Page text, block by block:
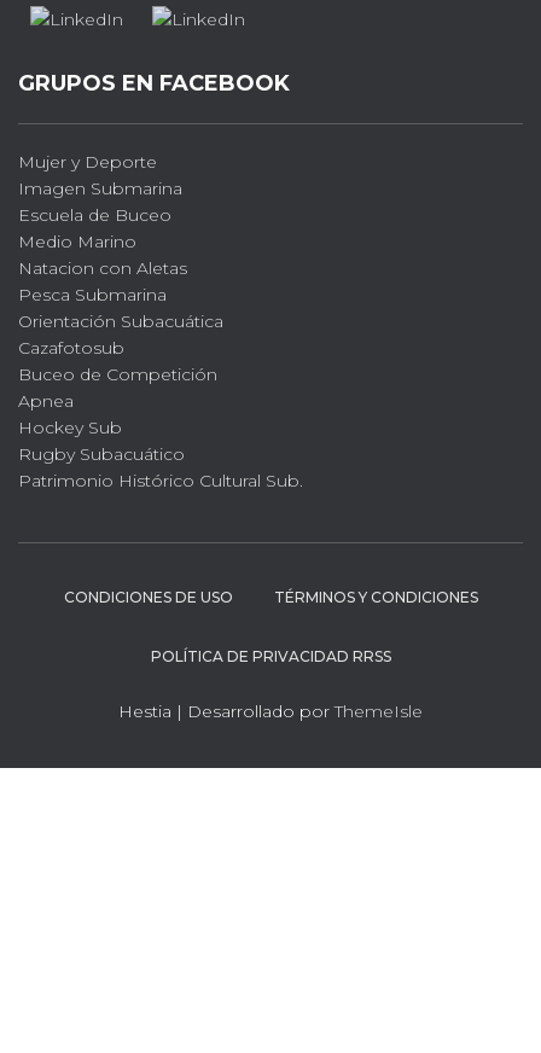
GRUPOS EN FACEBOOK
Mujer y Deporte
Imagen Submarina
Escuela de Buceo
Medio Marino
Natacion con Aletas
Pesca Submarina
Orientación Subacuática
Cazafotosub
Buceo de Competición
Apnea
Hockey Sub
Rugby Subacuático
Patrimonio Histórico Cultural Sub.
CONDICIONES DE USO TÉRMINOS Y CONDICIONES
POLÍTICA DE PRIVACIDAD RRSS
Hestia | Desarrollado porThemeIsle